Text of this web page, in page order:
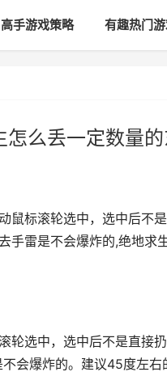
高手游戏策略 有趣热门
么丢一定数量
鼠标滚轮选中，选中后不
手雷是不会爆炸的,绝地求
轮选中，选中后不是直接
会爆炸的。建议45度左